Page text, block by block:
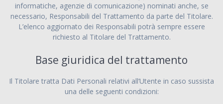
informatiche, agenzie di comunicazione) nominati anche, se
necessario, Responsabili del Trattamento da parte del Titolare.
L’elenco aggiornato dei Responsabili potrà sempre essere
richiesto al Titolare del Trattamento.
Base giuridica del trattamento
Il Titolare tratta Dati Personali relativi all’Utente in caso sussista
una delle seguenti condizioni: